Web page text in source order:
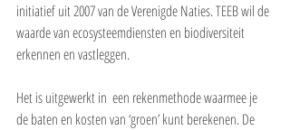
initiatief uit 2007 van de Verenigde Naties. TEEB wil de
waarde van ecosysteemdiensten en biodiversiteit
erkennen en vastleggen.
Het is uitgewerkt in  een rekenmethode waarmee je
de baten en kosten van ‘groen’ kunt berekenen. De